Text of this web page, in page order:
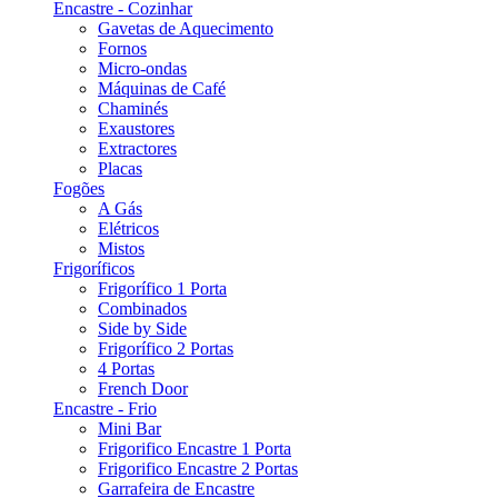
Encastre - Cozinhar
Gavetas de Aquecimento
Fornos
Micro-ondas
Máquinas de Café
Chaminés
Exaustores
Extractores
Placas
Fogões
A Gás
Elétricos
Mistos
Frigoríficos
Frigorífico 1 Porta
Combinados
Side by Side
Frigorífico 2 Portas
4 Portas
French Door
Encastre - Frio
Mini Bar
Frigorifico Encastre 1 Porta
Frigorifico Encastre 2 Portas
Garrafeira de Encastre